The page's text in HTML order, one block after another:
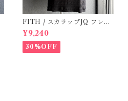
FITH / スカラップJQ フレン
チスリーブTシャツ (Black) /
Size 1・2
¥9,240
30%OFF